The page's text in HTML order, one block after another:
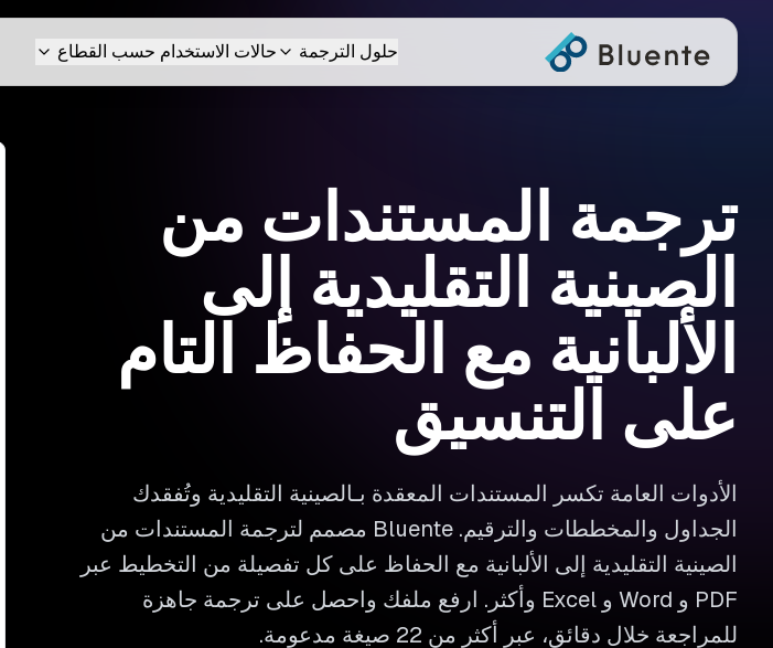
حلول الترجمة حالات الاستخدام حسب القطاع
ترجمة المستندات من
الصينية التقليدية إلى
الألبانية مع الحفاظ التام
على التنسيق
الأدوات العامة تكسر المستندات المعقدة بـالصينية التقليدية وتُفقدك
الجداول والمخططات والترقيم. Bluente مصمم لترجمة المستندات من
الصينية التقليدية إلى الألبانية مع الحفاظ على كل تفصيلة من التخطيط عبر
PDF و Word و Excel وأكثر. ارفع ملفك واحصل على ترجمة جاهزة
للمراجعة خلال دقائق، عبر أكثر من 22 صيغة مدعومة.